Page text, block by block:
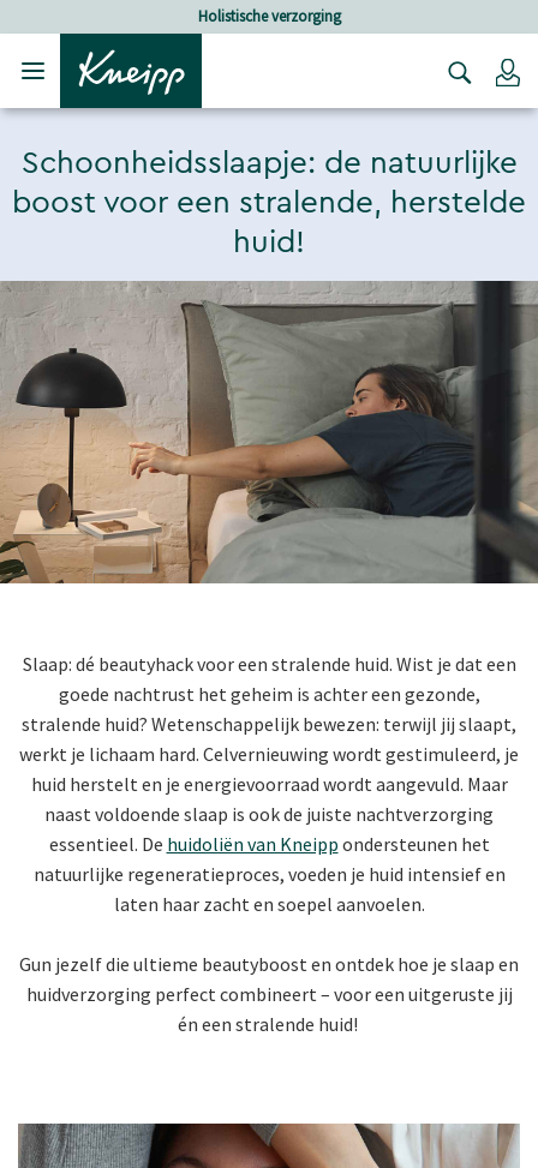
Verder gaan naar hoofdinhoud.
Verder gaan naar de footerHolistische verzorging
Schoonheidsslaapje: de natuurlijke
boost voor een stralende, herstelde
huid!
Slaap: dé beautyhack voor een stralende huid. Wist je dat een
goede nachtrust het geheim is achter een gezonde,
stralende huid? Wetenschappelijk bewezen: terwijl jij slaapt,
werkt je lichaam hard. Celvernieuwing wordt gestimuleerd, je
huid herstelt en je energievoorraad wordt aangevuld. Maar
naast voldoende slaap is ook de juiste nachtverzorging
essentieel. De huidoliën van Kneipp ondersteunen het
natuurlijke regeneratieproces, voeden je huid intensief en
laten haar zacht en soepel aanvoelen.
Gun jezelf die ultieme beautyboost en ontdek hoe je slaap en
huidverzorging perfect combineert – voor een uitgeruste jij
én een stralende huid!